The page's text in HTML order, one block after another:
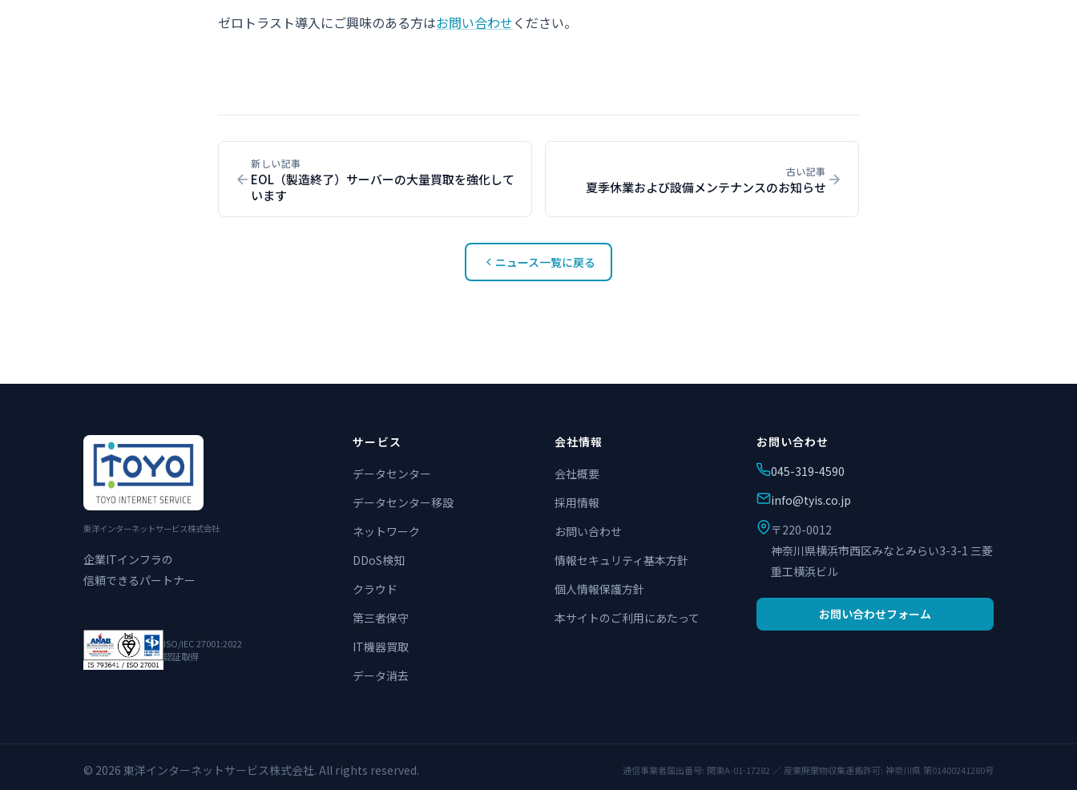
ゼロトラスト導入にご興味のある方はお問い合わせください。
新しい記事
EOL（製造終了）サーバーの大量買取を強化して
います
古い記事
夏季休業および設備メンテナンスのお知らせ
ニュース一覧に戻る
東洋インターネットサービス株式会社
企業ITインフラの
信頼できるパートナー
ISO/IEC 27001:2022
認証取得
サービス
データセンター
データセンター移設
ネットワーク
DDoS検知
クラウド
第三者保守
IT機器買取
データ消去
会社情報
会社概要
採用情報
お問い合わせ
情報セキュリティ基本方針
個人情報保護方針
本サイトのご利用にあたって
お問い合わせ
045-319-4590
info@tyis.co.jp
〒220-0012
神奈川県横浜市西区みなとみらい3-3-1 三菱
重工横浜ビル
お問い合わせフォーム
© 2026 東洋インターネットサービス株式会社. All rights reserved. 通信事業者届出番号: 関東A-01-17282 ／ 産業廃棄物収集運搬許可: 神奈川県 第01400241280号